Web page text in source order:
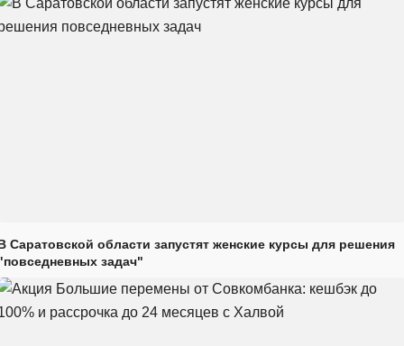
Саратовской области запустят женские курсы для решения
задач"